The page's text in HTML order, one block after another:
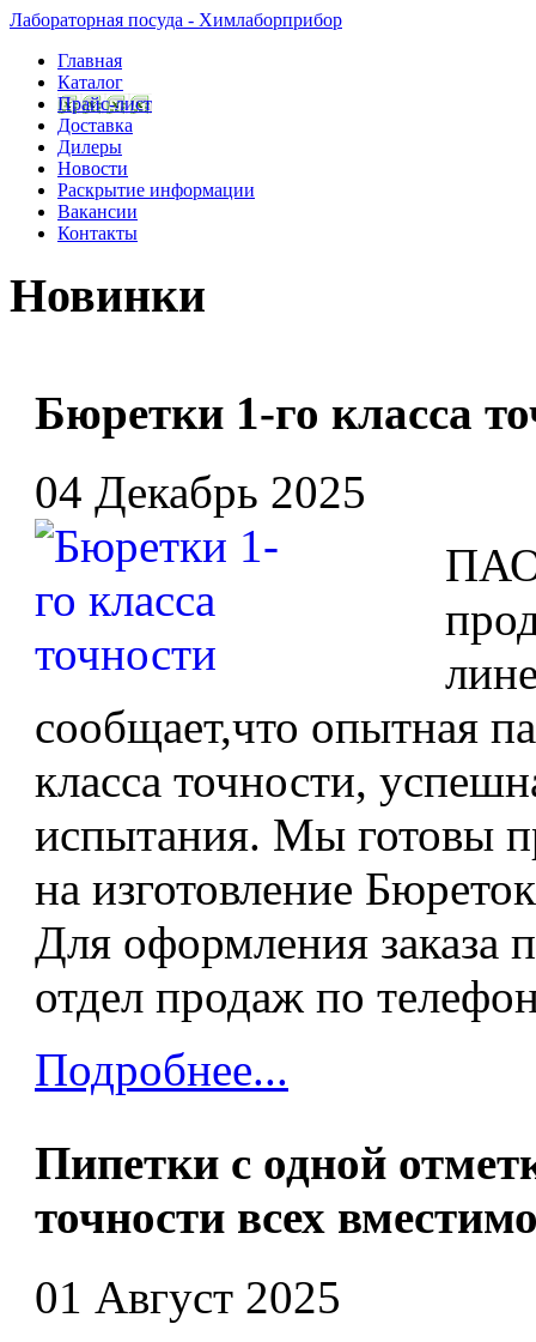
Лабораторная посуда - Химлаборприбор
Главная
Каталог
Прайс-лист
Доставка
Дилеры
Новости
Раскрытие информации
Вакансии
Контакты
Новинки
Бюретки 1-го класса
04 Декабрь 2025
ПАО
сообщает,что опытная
класса точности,
испытания. Мы готовы
на изготовление
Для оформления заказа
отдел продаж по
Подробнее...
Пипетки с одной
точности всех
01 Август 2025